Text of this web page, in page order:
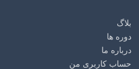
بلاگ
دوره ها
درباره ما
حساب کاربری من